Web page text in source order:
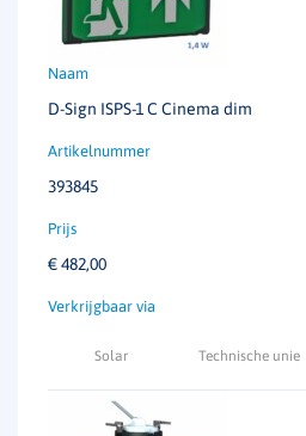
D-Sign ISPS-1 C Cinema dim
393845
€482,00
Solar Technische unie